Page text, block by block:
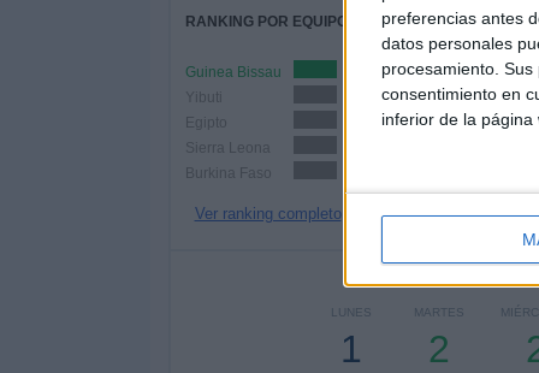
preferencias antes
datos personales
procesamiento.
consentimiento en
inferior de la página
RANKING POR EQUIPOS
Guinea Bissau
2 (18,18%)
Yibuti
2 (18,18%)
Egipto
2 (18,18%)
Sierra Leona
Burkina Faso
Ver ranking completo
LUNES
1
MARTES
2